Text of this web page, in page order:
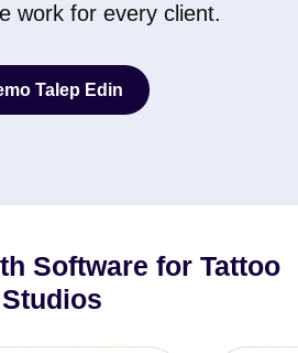
work for every client.
Talep Edin
Software for Tattoo
Studios